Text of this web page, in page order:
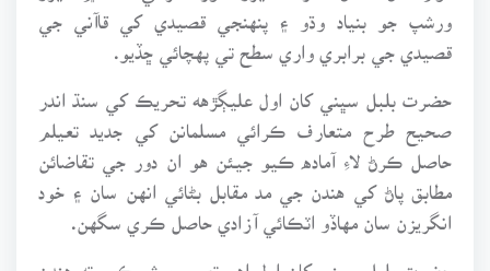
ورشپ جو بنياد وڌو ۽ پنهنجي قصيدي کي قاآني جي
قصيدي جي برابري واري سطح تي پهچائي ڇڏيو.
حضرت بلبل سڀني کان اول عليڳڙهه تحريڪ کي سنڌ اندر
صحيح طرح متعارف ڪرائي مسلمانن کي جديد تعيلم
حاصل ڪرڻ لاءِ آماده ڪيو جيئن هو ان دور جي تقاضائن
مطابق پاڻ کي هندن جي مد مقابل بڻائي انهن سان ۽ خود
انگريزن سان مهاڏو اٽڪائي آزادي حاصل ڪري سگهن.
حضرت بلبل سڀني کان اول اهو تصور پيش ڪيو ته هندن